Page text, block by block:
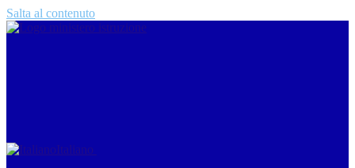
Salta al contenuto
Italiano